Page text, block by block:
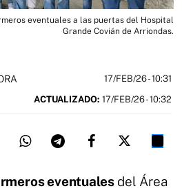
eventuales a las puertas del Hospital
Grande Covián de Arriondas.
17/FEB/26- 10:31
ACTUALIZADO: 17/FEB/26 - 10:32
eventualesdel Área